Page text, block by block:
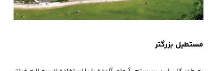
مستطیل بزرگتر